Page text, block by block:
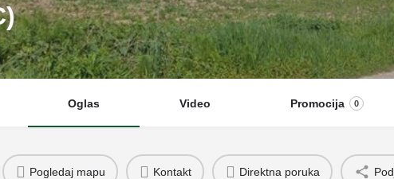
Oglas Video Promocija 0
Pogledaj mapu Kontakt Direktna poruka